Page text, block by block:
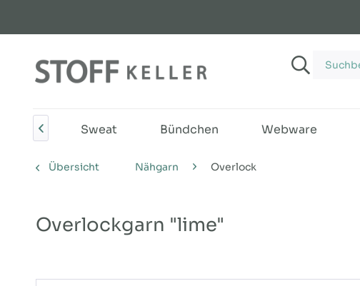
Sweat Bündchen Webware

Übersicht Nähgarn Overlock
Overlockgarn "lime"